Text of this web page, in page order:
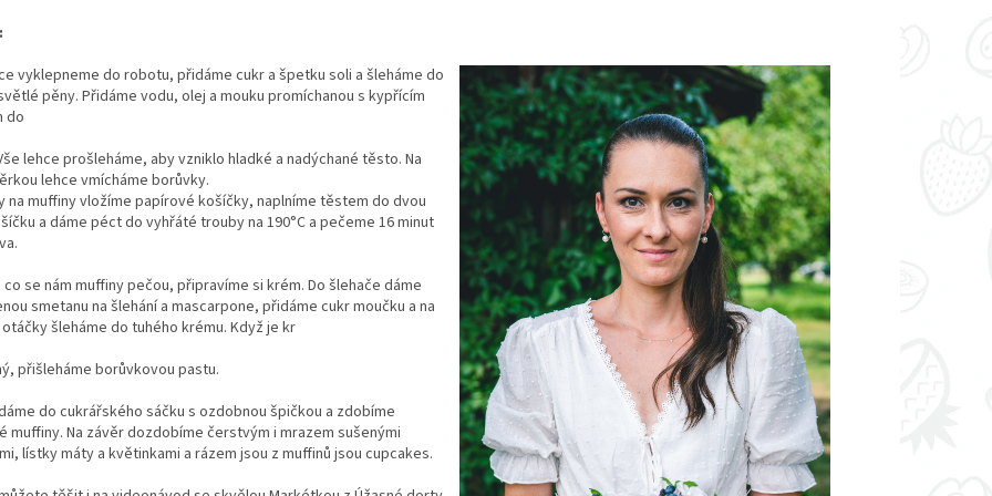
vyklepneme do robotu, přidáme cukr a špetku soli a šleháme do
pěny. Přidáme vodu, olej a mouku promíchanou s kypřícím
do
lehce prošleháme, aby vzniklo hladké a nadýchané těsto. Na
lehce vmícháme borůvky.
na muffiny vložíme papírové košíčky, naplníme těstem do dvou
a dáme péct do vyhřáté trouby na 190°C a pečeme 16 minut
se nám muffiny pečou, připravíme si krém. Do šlehače dáme
smetanu na šlehání a mascarpone, přidáme cukr moučku a na
šleháme do tuhého krému. Když je kr
přišleháme borůvkovou pastu.
do cukrářského sáčku s ozdobnou špičkou a zdobíme
muffiny. Na závěr dozdobíme čerstvým i mrazem sušenými
lístky máty a květinkami a rázem jsou z muffinů jsou cupcakes.